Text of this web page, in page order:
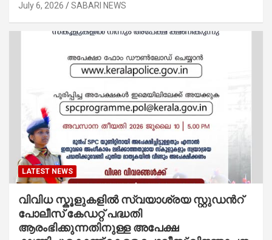
July 6, 2026 SABARI NEWS
LATEST NEWS
വിവിധ സ്കൂളുകളില്‍ സ്വയാശ്രയ സ്റ്റുഡന്‍റ്
പോലീസ് കേഡറ്റ് പദ്ധതി
ആരംഭിക്കുന്നതിനുള്ള അപേക്ഷ